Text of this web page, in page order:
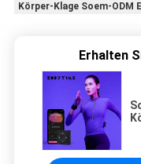
Körper-Klage Soem-ODM
Erhalten